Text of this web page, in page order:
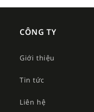
CÔNG TY
Giới thiệu
Tin tức
Liên hệ